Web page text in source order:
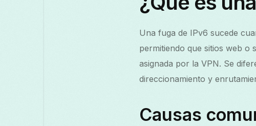
Una fuga de IPv6 sucede
permitiendo que sitios web o
asignada por la VPN. Se
direccionamiento y
Causas